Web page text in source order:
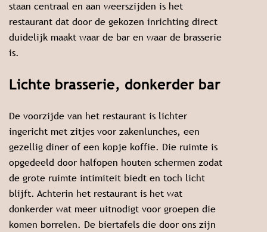
staan centraal en aan weerszijden is het
restaurant dat door de gekozen inrichting direct
duidelijk maakt waar de bar en waar de brasserie
is.
Lichte brasserie, donkerder bar
De voorzijde van het restaurant is lichter
ingericht met zitjes voor zakenlunches, een
gezellig diner of een kopje koffie. Die ruimte is
opgedeeld door halfopen houten schermen zodat
de grote ruimte intimiteit biedt en toch licht
blijft. Achterin het restaurant is het wat
donkerder wat meer uitnodigt voor groepen die
komen borrelen. De biertafels die door ons zijn